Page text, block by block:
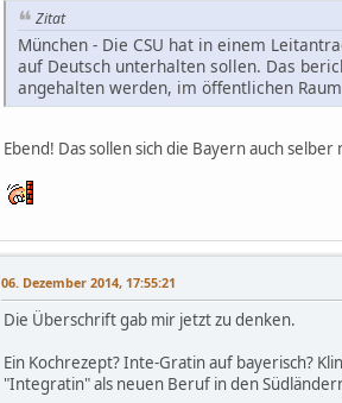
Zitat
München - Die CSU hat in einem
auf Deutsch unterhalten sollen. Das
angehalten werden, im öffentlichen
Ebend! Das sollen sich die Bayern auch
06. Dezember 2014, 17:55:21
Die Überschrift gab mir jetzt zu denken.
Ein Kochrezept? Inte-Gratin auf bayerisch?
"Integratin" als neuen Beruf in den